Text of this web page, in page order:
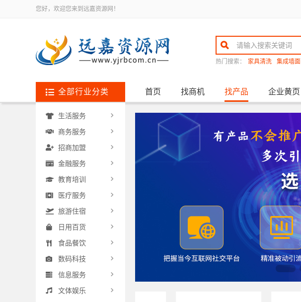
您好，欢迎您来到远嘉资源网！
热门搜索： 家具清洗 集成墙面
全部行业分类 首页 找商机 找产品 企业黄页
生活服务
商务服务
招商加盟
金融服务
教育培训
医疗服务
旅游住宿
日用百货
食品餐饮
数码科技
信息服务
文体娱乐